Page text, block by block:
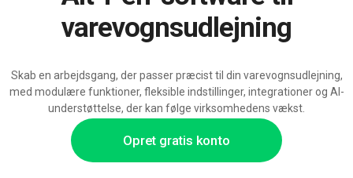
Opret gratis konto
varevognsudlejning
Skab en arbejdsgang, der passer præcist til din varevognsudlejning,
med modulære funktioner, fleksible indstillinger, integrationer og AI-
understøttelse, der kan følge virksomhedens vækst.